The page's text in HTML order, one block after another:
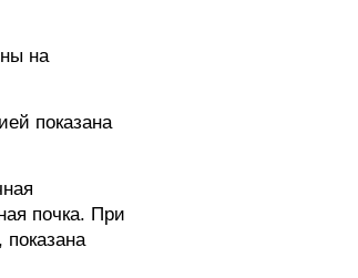
на
показана
почка. При